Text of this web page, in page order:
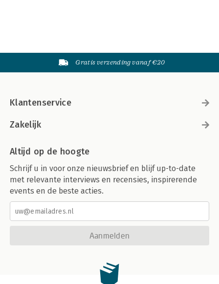
Gratis verzending vanaf €20
Klantenservice
Zakelijk
Altijd op de hoogte
Schrijf u in voor onze nieuwsbrief en blijf up-to-date
met relevante interviews en recensies, inspirerende
events en de beste acties.
Aanmelden